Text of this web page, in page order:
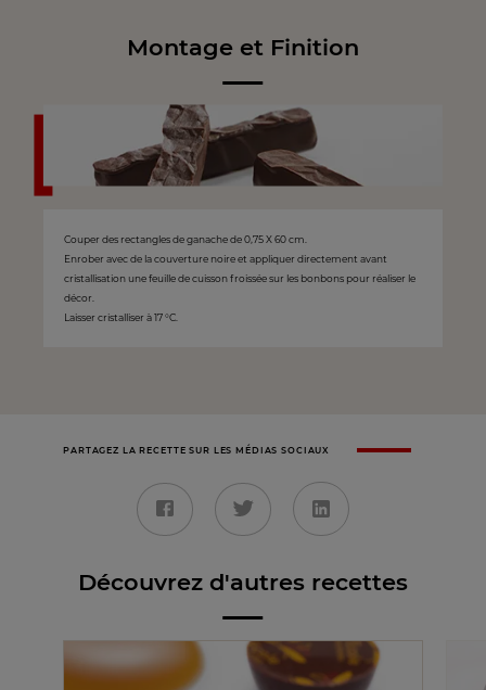
Montage et Finition
Couper des rectangles de ganache de 0,75 X 60 cm.
Enrober avec de la couverture noire et appliquer directement avant
cristallisation une feuille de cuisson froissée sur les bonbons pour réaliser le
décor.
Laisser cristalliser à 17 °C.
PARTAGEZ LA RECETTE SUR LES MÉDIAS SOCIAUX
Découvrez d'autres recettes